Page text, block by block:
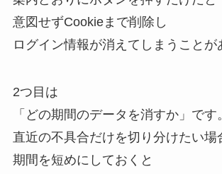
意図せずCookieまで削除し
ログイン情報が消えてしまうことが
2つ目は
「どの期間のデータを消すか」です。
直近の不具合だけを切り分けたい場
期間を短めにしておくと